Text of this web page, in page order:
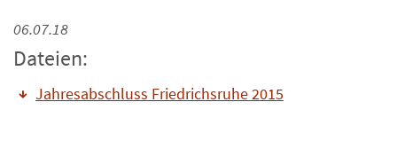
06.07.18
Dateien:
Jahresabschluss Friedrichsruhe 2015